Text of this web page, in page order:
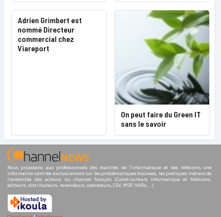
Adrien Grimbert est
nommé Directeur
commercial chez
Viareport
On peut faire du Green IT
sans le savoir
Nous proposons aux professionnels des marchés de l'informatique et des télécoms une
information centrée exclusivement sur les problématiques business, les pratiques métiers de
l'ensemble des acteurs du channel français (Constructeurs informatique et télécoms,
éditeurs, distributeurs, revendeurs, opérateurs, ISV, MSP, VARs,...)